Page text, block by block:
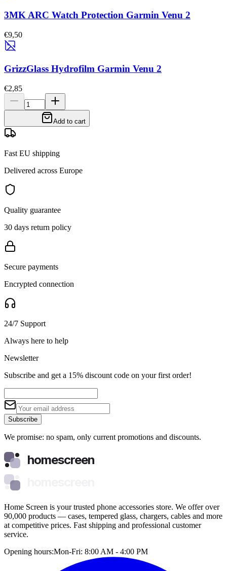
3MK ARC Watch Protection Garmin Venu 2
€9,50
GrizzGlass Hydrofilm Garmin Venu 2
€2,85
Add to cart
Fast EU shipping
Delivered across Europe
Quality guarantee
30 days return policy
Secure payments
Encrypted connection
24/7 Support
Always here to help
Newsletter
Subscribe and get a 15% discount code on your first order!
Subscribe
We promise: no spam, only current promotions and discounts.
homescreen
Home Screen is your trusted phone accessories store. We offer over
90,000 products — cases, tempered glass, chargers, cables and more
at competitive prices. Fast shipping and professional customer
service.
Opening hours:Mon-Fri: 8:00 AM - 4:00 PM